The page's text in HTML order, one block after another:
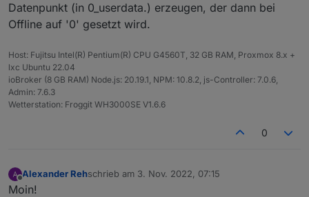
Datenpunkt (in 0_userdata.) erzeugen, der dann bei
Offline auf '0' gesetzt wird.
Host: Fujitsu Intel(R) Pentium(R) CPU G4560T, 32 GB RAM, Proxmox 8.x +
lxc Ubuntu 22.04
ioBroker (8 GB RAM) Node.js: 20.19.1, NPM: 10.8.2, js-Controller: 7.0.6,
Admin: 7.6.3
Wetterstation: Froggit WH3000SE V1.6.6
0
Offline
Alexander Rehschrieb am 3. Nov. 2022, 07:15
zuletzt editiert von
Moin!